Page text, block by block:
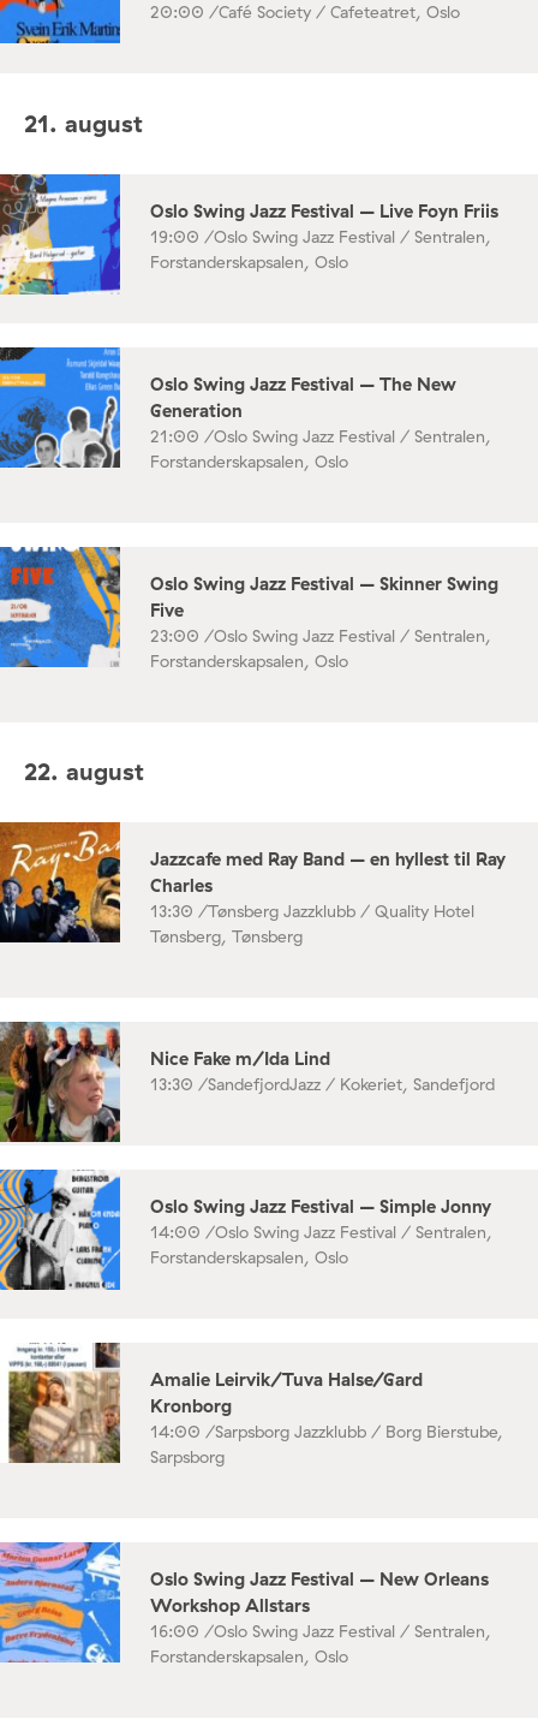
20:00 /Café Society / Cafeteatret, Oslo
21. august
Oslo Swing Jazz Festival – Live Foyn Friis
19:00 /Oslo Swing Jazz Festival / Sentralen,
Forstanderskapsalen, Oslo
Oslo Swing Jazz Festival – The New
Generation
21:00 /Oslo Swing Jazz Festival / Sentralen,
Forstanderskapsalen, Oslo
Oslo Swing Jazz Festival – Skinner Swing
Five
23:00 /Oslo Swing Jazz Festival / Sentralen,
Forstanderskapsalen, Oslo
22. august
Jazzcafe med Ray Band – en hyllest til Ray
Charles
13:30 /Tønsberg Jazzklubb / Quality Hotel
Tønsberg, Tønsberg
Nice Fake m/Ida Lind
13:30 /SandefjordJazz / Kokeriet, Sandefjord
Oslo Swing Jazz Festival – Simple Jonny
14:00 /Oslo Swing Jazz Festival / Sentralen,
Forstanderskapsalen, Oslo
Amalie Leirvik/Tuva Halse/Gard
Kronborg
14:00 /Sarpsborg Jazzklubb / Borg Bierstube,
Sarpsborg
Oslo Swing Jazz Festival – New Orleans
Workshop Allstars
16:00 /Oslo Swing Jazz Festival / Sentralen,
Forstanderskapsalen, Oslo